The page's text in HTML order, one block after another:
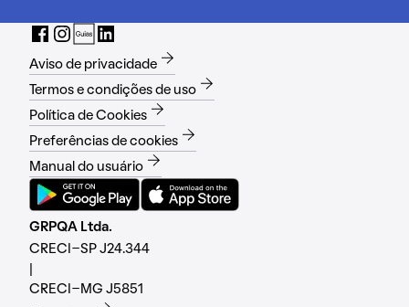
Aviso de privacidade
Termos e condições de uso
Política de Cookies
Preferências de cookies
Manual do usuário
GRPQA Ltda.
CRECI-SP J24.344
CRECI-MG J5851